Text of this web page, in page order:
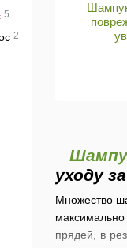
уходу
Множество
прядей, в
5
2